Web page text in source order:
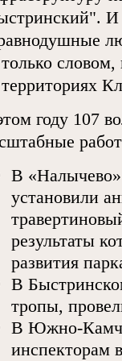
И
году 107
В
установили
результаты
развития
В
тропы,
В Южно-
инспекторам